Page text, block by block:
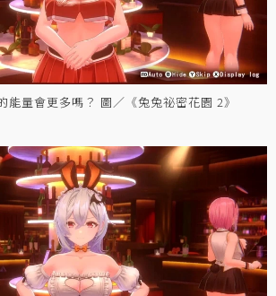
能量會更多嗎？ 圖／《兔兔祕密花園 2》